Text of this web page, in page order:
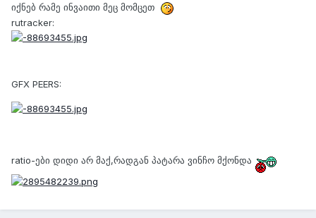
იქნებ რამე ინვაითი მეც მომცეთ
rutracker:
GFX PEERS:
ratio-ები დიდი არ მაქ,რადგან პატარა ვინჩო მქონდა